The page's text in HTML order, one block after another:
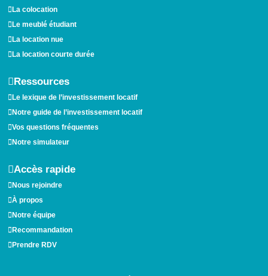
La colocation
Le meublé étudiant
La location nue
La location courte durée
Ressources
Le lexique de l’investissement locatif
Notre guide de l’investissement locatif
Vos questions fréquentes
Notre simulateur
Accès rapide
Nous rejoindre
À propos
Notre équipe
Recommandation
Prendre RDV